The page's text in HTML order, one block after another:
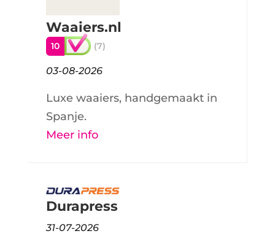
Waaiers.nl
10 (7)
03-08-2026
Luxe waaiers, handgemaakt in
Spanje.
Meer info
Durapress
31-07-2026